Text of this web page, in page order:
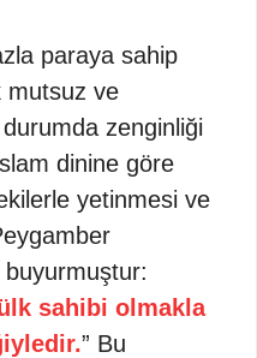
paraya sahip
mutsuz ve
zenginliği
dinine göre
yetinmesi ve
sahibi olmakla
” Bu